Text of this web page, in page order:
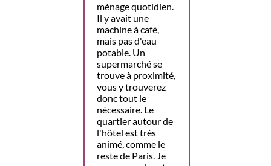
ménage quotidien.
Il y avait une
machine à café,
mais pas d'eau
potable. Un
supermarché se
trouve à proximité,
vous y trouverez
donc tout le
nécessaire. Le
quartier autour de
l'hôtel est très
animé, comme le
reste de Paris. Je